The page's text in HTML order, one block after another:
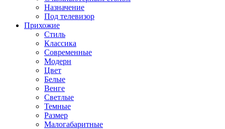
Назначение
Под телевизор
Прихожие
Стиль
Классика
Современные
Модерн
Цвет
Белые
Венге
Светлые
Темные
Размер
Малогабаритные